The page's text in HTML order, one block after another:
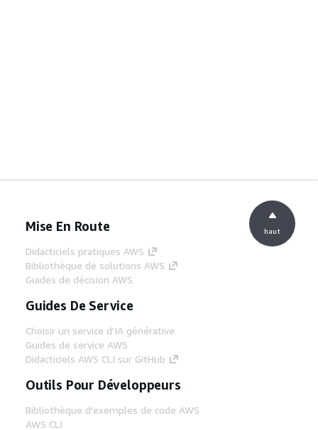
Mise En Route
Didacticiels pratiques AWS
Bibliothèque de solutions AWS
Guides de décision AWS
Guides De Service
Choisir un service d'IA générative
Guides de service AWS
Didacticiels AWS CLI sur GitHub
Outils Pour Développeurs
Bibliothèque d'exemples de code AWS
AWS CLI
haut